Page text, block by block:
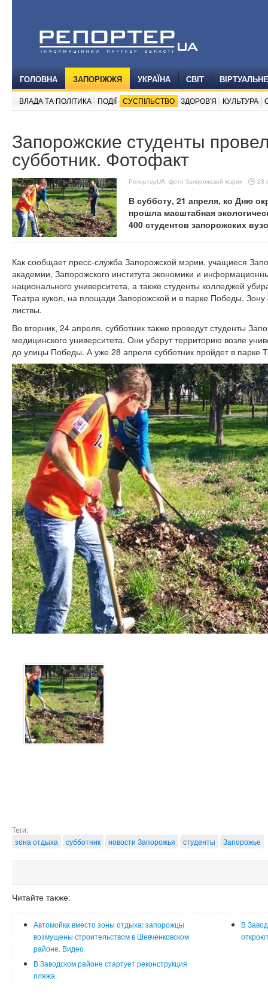
ГОЛОВНА ЗАПОРІЖЖЯ УКРАЇНА СВІТ
ВЛАДА ТА ПОЛІТИКА ПОДІЇ СУСПІЛЬСТВО ЗДОРОВ'Я КУЛЬТУРА
Запорожские студенты
субботник. Фотофакт
РепортерUA, фото Запорожской мэрии 23
В субботу, 21 апреля, ко Дню
прошла масштабная
400 студентов запорожских
Как сообщает пресс-служба Запорожской мэрии, учащиеся
академии, Запорожского института экономики и
национального университета, а также студенты колледжей
Театра кукол, на площади Запорожской и в парке Победы.
листвы.
Во вторник, 24 апреля, субботник также проведут студенты
медицинского университета. Они уберут территорию возле
до улицы Победы. А уже 28 апреля субботник пройдет в парке
Теги:
зона отдыха
субботник новости Запорожья студенты Запорожье
Читайте также:
Автомойка вместо зоны отдыха: запорожцы
возмущены строительством в Шевченковском
районе. Видео
В
В Заводском районе стартует реконструкция
пляжа